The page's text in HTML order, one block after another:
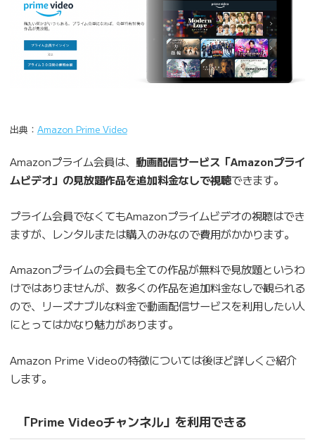
出典： Amazon Prime Video
Amazonプライム会員は、 動画配信サービス「Amazonプライ
ムビデオ」の見放題作品を追加料金なしで視聴できます。
プライム会員でなくてもAmazonプライムビデオの視聴はでき
ますが、レンタルまたは購入のみなので費用がかかります。
Amazonプライムの会員も全ての作品が無料で見放題というわ
けではありませんが、数多くの作品を追加料金なしで観られる
ので、リーズナブルな料金で動画配信サービスを利用したい人
にとってはかなり魅力があります。
Amazon Prime Videoの特徴については後ほど詳しくご紹介
します。
「Prime Videoチャンネル」を利用できる